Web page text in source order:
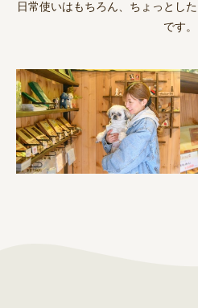
日常使いはもちろん、ちょっとし
です。